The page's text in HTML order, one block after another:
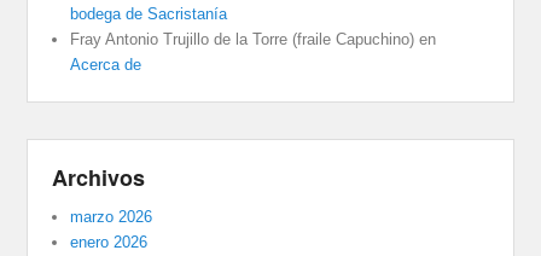
bodega de Sacristanía
Fray Antonio Trujillo de la Torre (fraile Capuchino) en
Acerca de
Archivos
marzo 2026
enero 2026